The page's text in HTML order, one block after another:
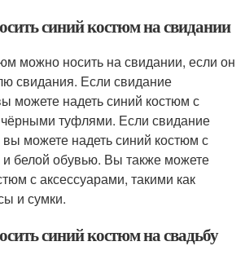
синий костюм на свидании
можно носить на свидании, если он
свидания. Если свидание
можете надеть синий костюм с
туфлями. Если свидание
можете надеть синий костюм с
белой обувью. Вы также можете
с аксессуарами, такими как
и сумки.
синий костюм на свадьбу